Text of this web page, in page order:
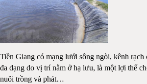
Tiền Giang có mạng lưới sông ngòi, kênh rạch
đa dạng do vị trí nằm ở hạ lưu, là một lợi thế
nuôi trồng và phát…